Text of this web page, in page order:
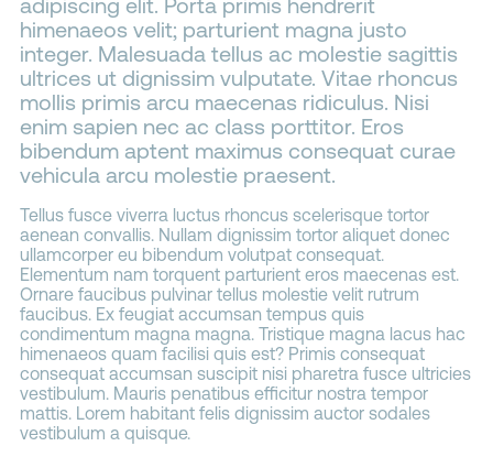
himenaeos velit; parturient magna justo
integer. Malesuada tellus ac molestie sagittis
ultrices ut dignissim vulputate. Vitae rhoncus
mollis primis arcu maecenas ridiculus. Nisi
enim sapien nec ac class porttitor. Eros
bibendum aptent maximus consequat curae
vehicula arcu molestie praesent.
Tellus fusce viverra luctus rhoncus scelerisque tortor
aenean convallis. Nullam dignissim tortor aliquet donec
ullamcorper eu bibendum volutpat consequat.
Elementum nam torquent parturient eros maecenas est.
Ornare faucibus pulvinar tellus molestie velit rutrum
faucibus. Ex feugiat accumsan tempus quis
condimentum magna magna. Tristique magna lacus hac
himenaeos quam facilisi quis est? Primis consequat
consequat accumsan suscipit nisi pharetra fusce ultricies
vestibulum. Mauris penatibus efficitur nostra tempor
mattis. Lorem habitant felis dignissim auctor sodales
vestibulum a quisque.